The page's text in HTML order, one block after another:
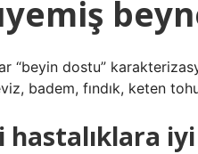
“beyin dostu”
badem, fındık, keten
hastalıklara